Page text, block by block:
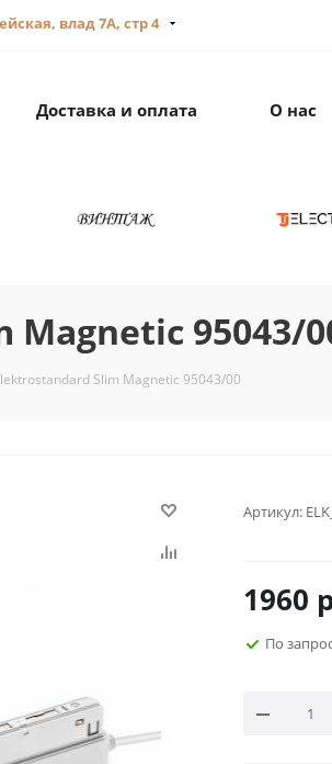
влад 7А, стр 4
Доставка и оплата О нас
95043/
Slim Magnetic 95043/00
Артикул:
1960
По